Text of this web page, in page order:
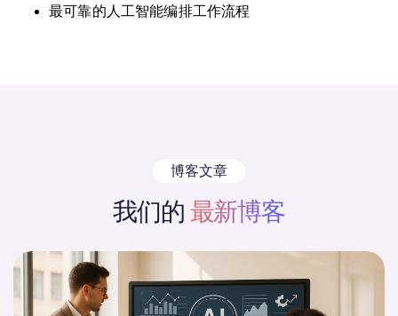
最可靠的人工智能编排工作流程
博客文章
我们的 最新博客